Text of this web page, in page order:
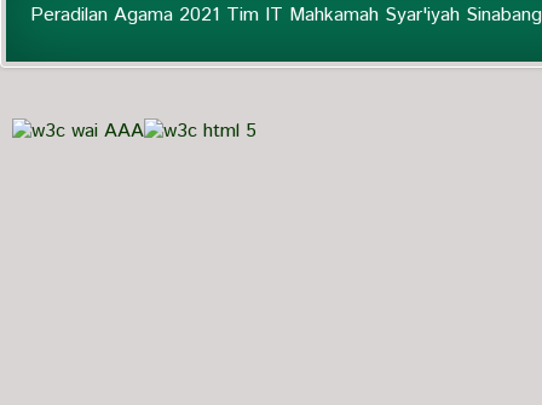
Peradilan Agama 2021 Tim IT Mahkamah Syar'iyah Sinabang